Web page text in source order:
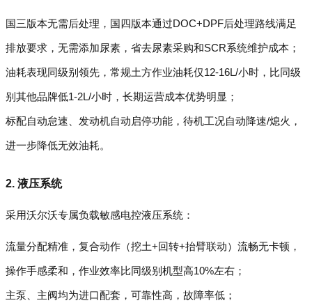
国三版本无需后处理，国四版本通过DOC+DPF后处理路线满足
排放要求，无需添加尿素，省去尿素采购和SCR系统维护成本；
油耗表现同级别领先，常规土方作业油耗仅12-16L/小时，比同级
别其他品牌低1-2L/小时，长期运营成本优势明显；
标配自动怠速、发动机自动启停功能，待机工况自动降速/熄火，
进一步降低无效油耗。
2. 液压系统
采用沃尔沃专属负载敏感电控液压系统：
流量分配精准，复合动作（挖土+回转+抬臂联动）流畅无卡顿，
操作手感柔和，作业效率比同级别机型高10%左右；
主泵、主阀均为进口配套，可靠性高，故障率低；